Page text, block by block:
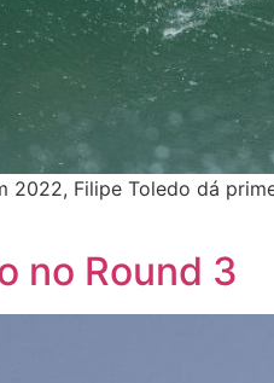
2022, Filipe Toledo dá
no Round 3